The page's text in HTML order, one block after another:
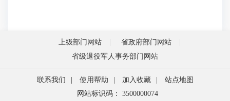
上级部门网站
省政府部门网站
省级退役军人事务部门网站
联系我们 使用帮助 加入收藏
站点地图
网站标识码： 3500000074